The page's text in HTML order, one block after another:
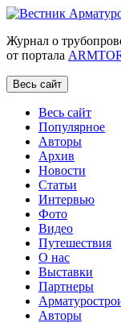
Журнал о
от портала
Весь сайт
Весь сайт
Популярное
Авторы
Архив
Новости
Статьи
Интервью
Фото
Видео
Путешествия
О нас
Выставки
Партнеры
Авторы